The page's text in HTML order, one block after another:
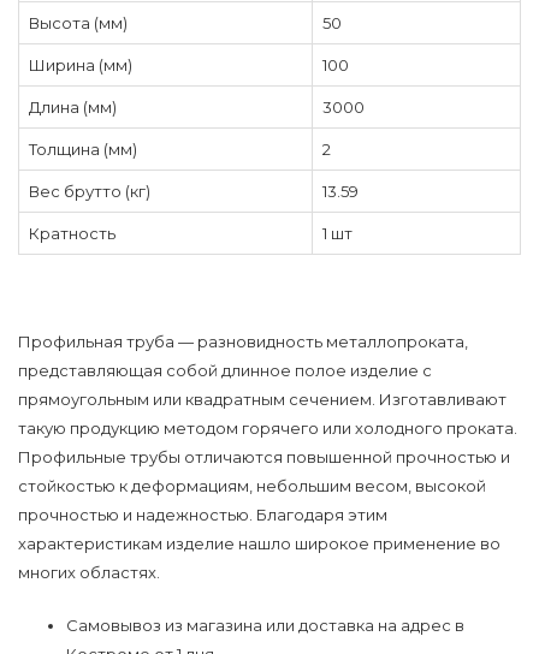
Высота (мм) 50
Ширина (мм) 100
Длина (мм) 3000
Толщина (мм) 2
Вес брутто (кг) 13.59
Кратность 1 шт
Профильная труба — разновидность металлопроката,
представляющая собой длинное полое изделие с
прямоугольным или квадратным сечением. Изготавливают
такую продукцию методом горячего или холодного проката.
Профильные трубы отличаются повышенной прочностью и
стойкостью к деформациям, небольшим весом, высокой
прочностью и надежностью. Благодаря этим
характеристикам изделие нашло широкое применение во
многих областях.
Самовывоз из магазина или доставка на адрес в